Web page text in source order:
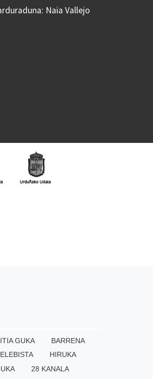
Naia Vallejo
GUKA
BARRENA
HIRUKA
28 KANALA